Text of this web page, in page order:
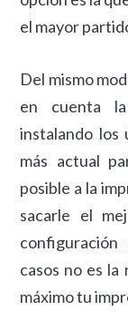
el mayor
Del mismo
en cuenta
instalando los
más actual
posible a la
sacarle el
casos no es
máximo tu